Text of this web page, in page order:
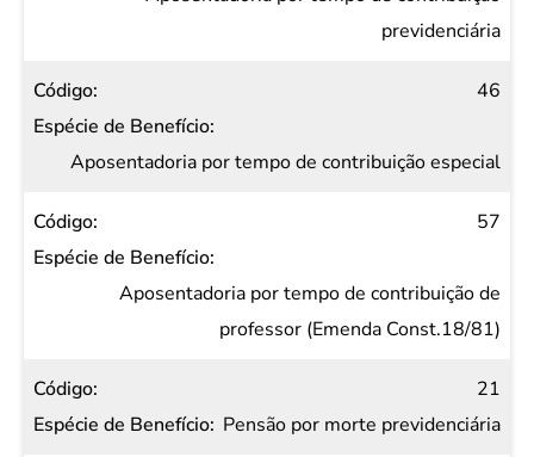
previdenciária
46
Aposentadoria por tempo de contribuição especial
57
Aposentadoria por tempo de contribuição de
professor (Emenda Const.18/81)
21
Pensão por morte previdenciária